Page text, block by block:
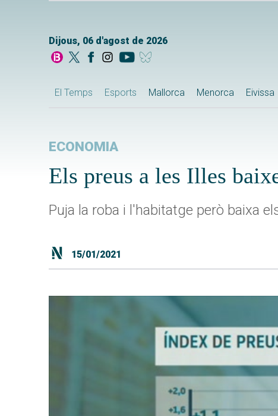
Dijous, 06 d'agost de 2026
El Temps Esports Mallorca Menorca Eivissa
ECONOMIA
Els preus a les Illes
Puja la roba i l'habitatge però baixa
15/01/2021